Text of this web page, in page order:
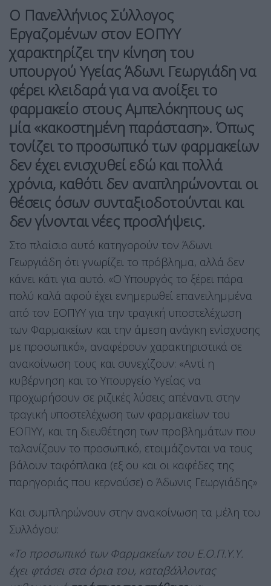
O Πανελλήνιος Σύλλογος
Εργαζομένων στον ΕΟΠΥΥ
χαρακτηρίζει την κίνηση του
υπουργού Υγείας Άδωνι Γεωργιάδη να
φέρει κλειδαρά για να ανοίξει το
φαρμακείο στους Αμπελόκηπους ως
μία «κακοστημένη παράσταση». Όπως
τονίζει το προσωπικό των φαρμακείων
δεν έχει ενισχυθεί εδώ και πολλά
χρόνια, καθότι δεν αναπληρώνονται οι
θέσεις όσων συνταξιοδοτούνται και
δεν γίνονται νέες προσλήψεις.
Στο πλαίσιο αυτό κατηγορούν τον Άδωνι
Γεωργιάδη ότι γνωρίζει το πρόβλημα, αλλά δεν
κάνει κάτι για αυτό. «Ο Υπουργός το ξέρει πάρα
πολύ καλά αφού έχει ενημερωθεί επανειλημμένα
από τον ΕΟΠΥΥ για την τραγική υποστελέχωση
των Φαρμακείων και την άμεση ανάγκη ενίσχυσης
με προσωπικό», αναφέρουν χαρακτηριστικά σε
ανακοίνωση τους και συνεχίζουν: «Αντί η
κυβέρνηση και το Υπουργείο Υγείας να
προχωρήσουν σε ριζικές λύσεις απέναντι στην
τραγική υποστελέχωση των φαρμακείων του
ΕΟΠΥΥ, και τη διευθέτηση των προβλημάτων που
ταλανίζουν το προσωπικό, ετοιμάζονται να τους
βάλουν ταφόπλακα (εξ ου και οι καφέδες της
παρηγοριάς που κερνούσε) ο Άδωνις Γεωργιάδης»
Και συμπληρώνουν στην ανακοίνωση τα μέλη του
Συλλόγου:
«Το προσωπικό των Φαρμακείων του Ε.Ο.Π.Υ.Υ.
έχει φτάσει στα όρια του, καταβάλλοντας